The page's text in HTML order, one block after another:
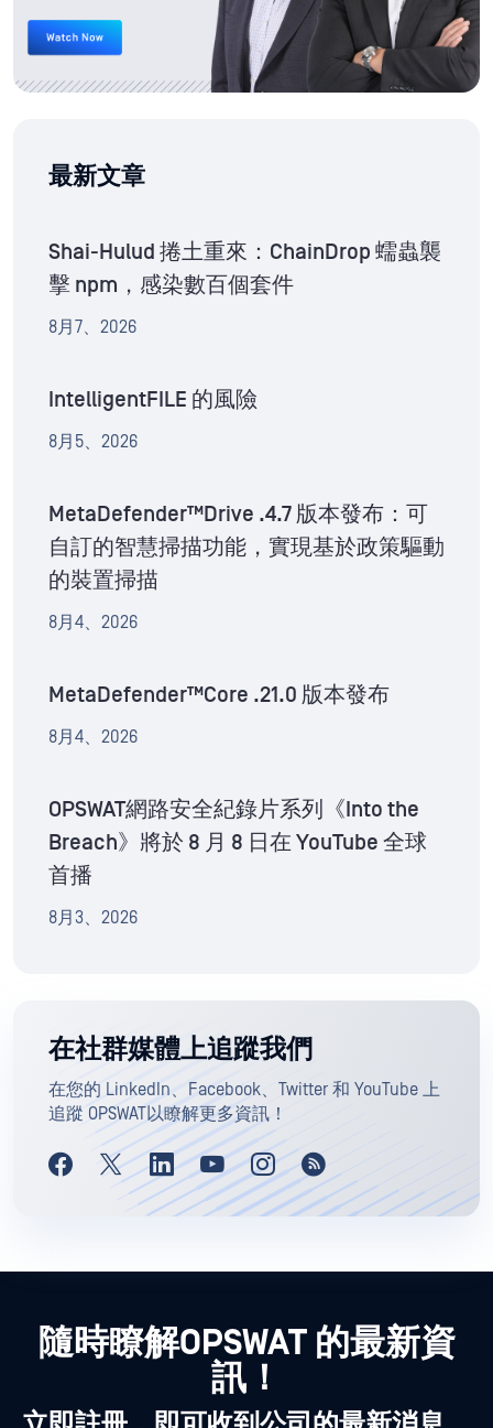
最新文章
Shai-Hulud 捲土重來：ChainDrop 蠕蟲襲
擊 npm，感染數百個套件
8月7、2026
IntelligentFILE 的風險
8月5、2026
MetaDefender™Drive .4.7 版本發布：可
自訂的智慧掃描功能，實現基於政策驅動
的裝置掃描
8月4、2026
MetaDefender™Core .21.0 版本發布
8月4、2026
OPSWAT網路安全紀錄片系列《Into the
Breach》將於 8 月 8 日在 YouTube 全球
首播
8月3、2026
在社群媒體上追蹤我們
在您的 LinkedIn、Facebook、Twitter 和 YouTube 上
追蹤 OPSWAT以瞭解更多資訊！
隨時瞭解OPSWAT 的最新資
訊！